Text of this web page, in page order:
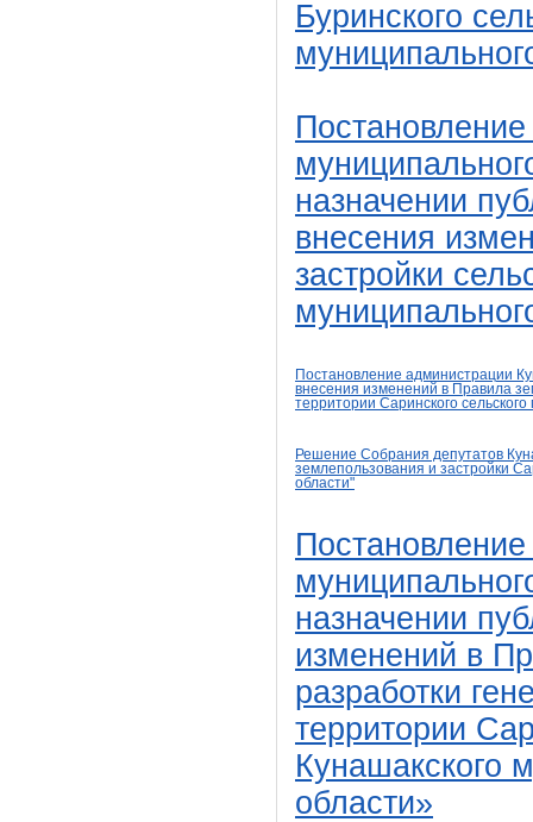
Буринского
назначении
внесения
застройки
Постановление администрации
внесения изменений в Правила
территории Саринского
Решение Собрания депутатов
землепользования и застройки
области"
назначении
изменений в
разработки
территории
Кунашакского
области»